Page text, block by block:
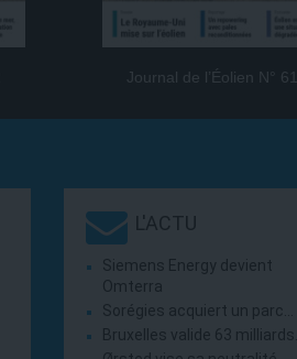
Journal de l’Éolien N° 61
L'ACTU
Siemens Energy devient
Omterra
Sorégies acquiert un parc…
Bruxelles valide 63 milliards…